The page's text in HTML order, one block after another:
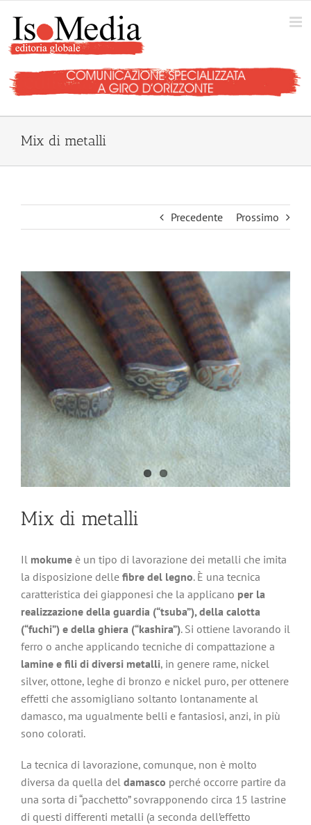
contenuto
Mix di metalli
Precedente Prossimo
Ingrandisci
immagine
Mix di metalli
Il mokume è un tipo di lavorazione dei metalli che imita
la disposizione delle fibre del legno. È una tecnica
caratteristica dei giapponesi che la applicano per la
realizzazione della guardia (“tsuba”), della calotta
(“fuchi”) e della ghiera (“kashira”). Si ottiene lavorando il
ferro o anche applicando tecniche di compattazione a
lamine e fili di diversi metalli, in genere rame, nickel
silver, ottone, leghe di bronzo e nickel puro, per ottenere
effetti che assomigliano soltanto lontanamente al
damasco, ma ugualmente belli e fantasiosi, anzi, in più
sono colorati.
La tecnica di lavorazione, comunque, non è molto
diversa da quella del damasco perché occorre partire da
una sorta di “pacchetto” sovrapponendo circa 15 lastrine
di questi differenti metalli (a seconda dell’effetto